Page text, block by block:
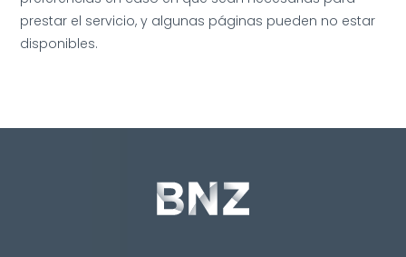
prestar el servicio, y algunas páginas pueden no estar
disponibles.